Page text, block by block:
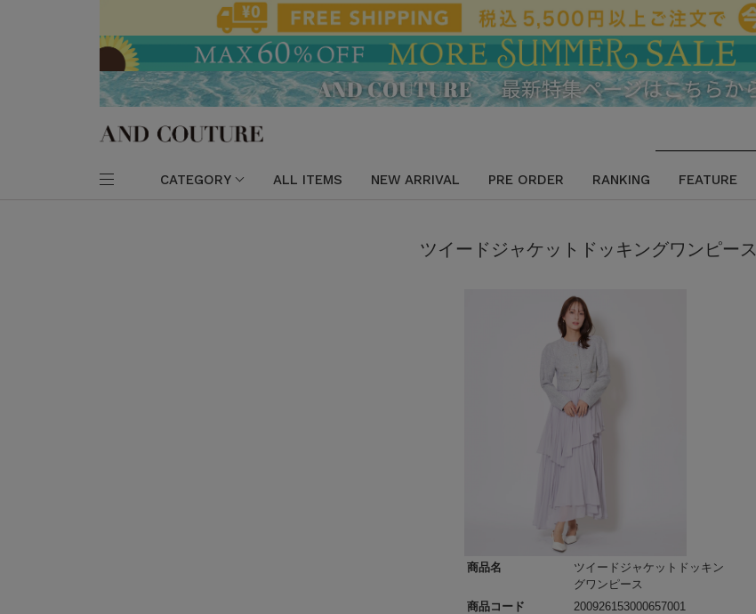
CATEGORY ALL ITEMS NEW ARRIVAL PRE ORDER RANKING FEATURE
ツイードジャケットドッキングワンピース
商品名
ツイードジャケットドッキン
グワンピース
商品コード
200926153000657001